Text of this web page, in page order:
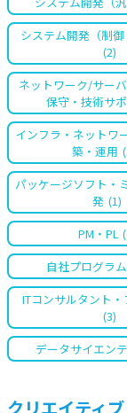
システム開発（制御
(2)
ネットワーク/サー
保守・技術サ
インフラ・ネットワ
築・運用
パッケージソフト・
発 (1)
PM・PL
自社プログラ
ITコンサルタント
(3)
データサイエン
クリエイティ